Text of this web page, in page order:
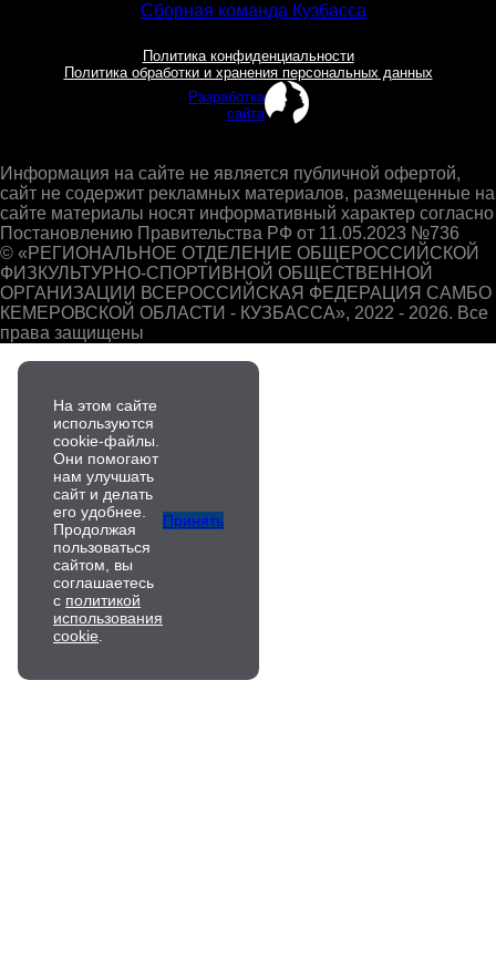
Сборная команда Кузбасса
Политика конфиденциальности
Политика обработки и хранения персональных данных
Разработка
сайта
Информация на сайте не является публичной офертой,
сайт не содержит рекламных материалов, размещенные на
сайте материалы носят информативный характер согласно
Постановлению Правительства РФ от 11.05.2023 №736
© «РЕГИОНАЛЬНОЕ ОТДЕЛЕНИЕ ОБЩЕРОССИЙСКОЙ
ФИЗКУЛЬТУРНО-СПОРТИВНОЙ ОБЩЕСТВЕННОЙ
ОРГАНИЗАЦИИ ВСЕРОССИЙСКАЯ ФЕДЕРАЦИЯ САМБО
КЕМЕРОВСКОЙ ОБЛАСТИ - КУЗБАССА», 2022 - 2026. Все
права защищены
На этом сайте
используются
cookie-файлы.
Они помогают
нам улучшать
сайт и делать
его удобнее.
Продолжая
пользоваться
сайтом, вы
соглашаетесь
с политикой
использования
cookie
Принять